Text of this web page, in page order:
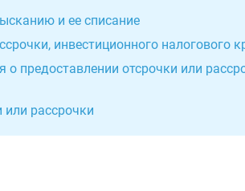
и ее списание
инвестиционного налогового
отсрочки или
рассрочки